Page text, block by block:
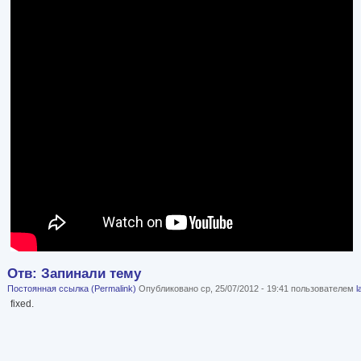
Отв: Запинали тему
Постоянная ссылка (Permalink) Опубликовано ср, 25/07/2012 - 19:41 пользователем
fixed.